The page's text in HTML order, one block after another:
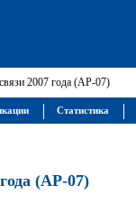
2007 года (АР-07)
(АР-07)
Статистика